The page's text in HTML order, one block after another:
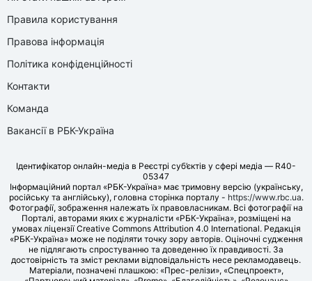
Правила користування
Правова інформація
Політика конфіденційності
Контакти
Команда
Вакансії в РБК-Україна
Ідентифікатор онлайн-медіа в Реєстрі суб’єктів у сфері медіа — R40-
05347
Інформаційний портал «РБК-Україна» має тримовну версію (українську,
російську та англійську), головна сторінка порталу - https://www.rbc.ua.
Фотографії, зображення належать їх правовласникам. Всі фотографії на
Порталі, авторами яких є журналісти «РБК-Україна», розміщені на
умовах ліцензії Creative Commons Attribution 4.0 International. Редакція
«РБК-Україна» може не поділяти точку зору авторів. Оціночні судження
не підлягають спростуванню та доведенню їх правдивості. За
достовірність та зміст реклами відповідальність несе рекламодавець.
Матеріали, позначені плашкою: «Прес-релізи», «Спецпроект»,